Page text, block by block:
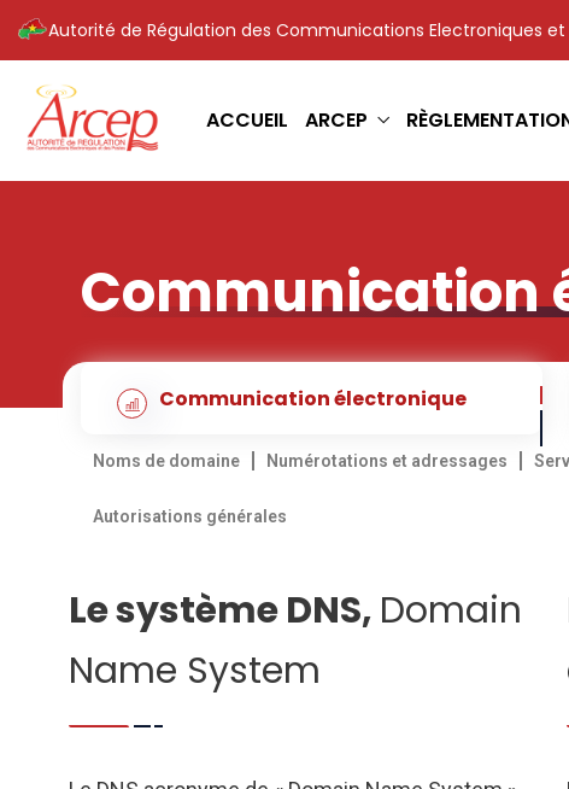
Autorité de Régulation des Communications Electroniques et
ACCUEIL ARCEP
Communication
Communication électronique
Noms de domaine Numérotations et adressages
Autorisations générales
Le système DNS, Domain
Name System